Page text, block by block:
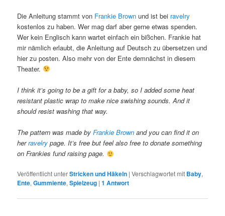
Die Anleitung stammt von Frankie Brown und ist bei ravelry
kostenlos zu haben. Wer mag darf aber gerne etwas spenden.
Wer kein Englisch kann wartet einfach ein bißchen. Frankie hat
mir nämlich erlaubt, die Anleitung auf Deutsch zu übersetzen und
hier zu posten. Also mehr von der Ente demnächst in diesem
Theater.
I think it’s going to be a gift for a baby, so I added some heat
resistant plastic wrap to make nice swishing sounds. And it
should resist washing that way.
The pattern was made byFrankie Brown and you can find it on
herravelry page. It’s free but feel also free to donate something
on Frankies fund raising page.
Veröffentlicht unterStricken und Häkeln |Verschlagwortet mit Baby,
Ente,Gummiente,Spielzeug |1 Antwort